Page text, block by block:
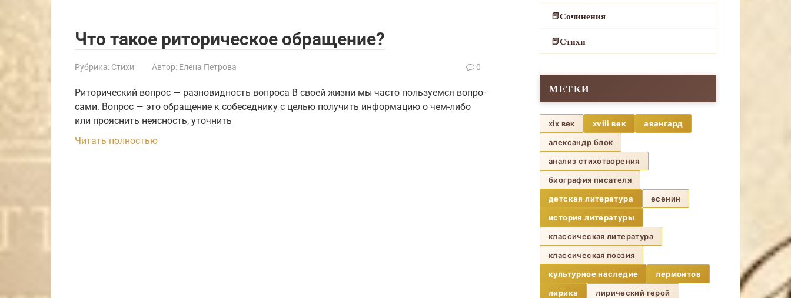
Что такое риторическое обращение?
Рубрика: Стихи Автор: Елена Петрова 0
Риторический вопрос — разновидность вопроса В сво­ей жиз­ни мы часто поль­зу­ем­ся вопро­
са­ми. Вопрос — это обра­ще­ние к собе­сед­ни­ку с целью полу­чить инфор­ма­цию о чем-либо
или про­яс­нить неяс­ность, уточ­нить
Читать полностью
Сочинения
Стихи
МЕТКИ
xix век xviii век
авангард
александр блок
анализ стихотворения
биография писателя
детская литература
есенин
история литературы
классическая литература
классическая поэзия
культурное наследие
лермонтов
лирика
лирический герой